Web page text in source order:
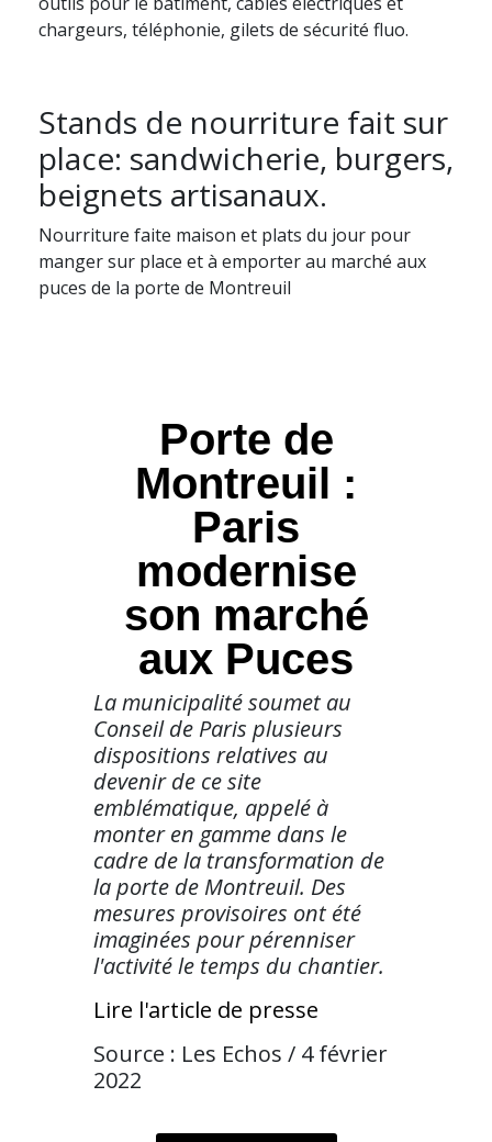
chargeurs, téléphonie, gilets de sécurité fluo.
Stands de nourriture fait sur
place: sandwicherie, burgers,
beignets artisanaux.
Nourriture faite maison et plats du jour pour
manger sur place et à emporter au marché aux
puces de la porte de Montreuil
Porte de
Montreuil :
Paris
modernise
son marché
aux Puces
La municipalité soumet au
Conseil de Paris plusieurs
dispositions relatives au
devenir de ce site
emblématique, appelé à
monter en gamme dans le
cadre de la transformation de
la porte de Montreuil. Des
mesures provisoires ont été
imaginées pour pérenniser
l'activité le temps du chantier.
Lire l'article de presse
Source : Les Echos / 4 février
2022